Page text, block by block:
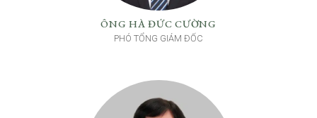
ÔNG HÀ ĐỨC CƯỜNG
PHÓ TỔNG GIÁM ĐỐC